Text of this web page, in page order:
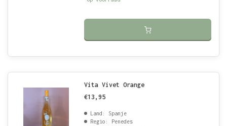
Vita Vivet Orange
€13,95
Land: Spanje
Regio: Penedes